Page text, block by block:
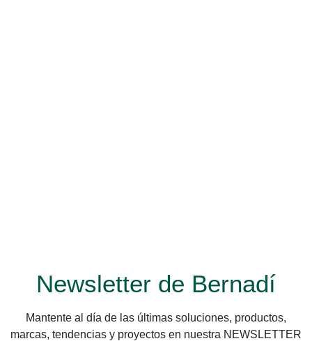
Newsletter de Bernadí
Mantente al día de las últimas soluciones, productos,
marcas, tendencias y proyectos en nuestra NEWSLETTER